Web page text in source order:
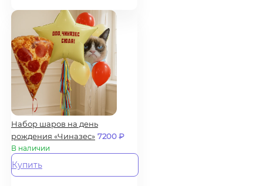
Набор шаров на день
рождения «Чиназес» 7200₽
В наличии
Купить